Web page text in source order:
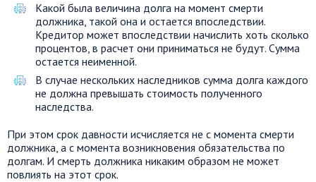
Какой была величина долга на момент смерти
должника, такой она и остается впоследствии.
Кредитор может впоследствии начислить хоть сколько
процентов, в расчет они приниматься не будут. Сумма
остается неименной.
В случае нескольких наследников сумма долга каждого
не должна превышать стоимость полученного
наследства.
При этом срок давности исчисляется не с момента смерти
должника, а с момента возникновения обязательства по
долгам. И смерть должника никаким образом не может
повлиять на этот срок.